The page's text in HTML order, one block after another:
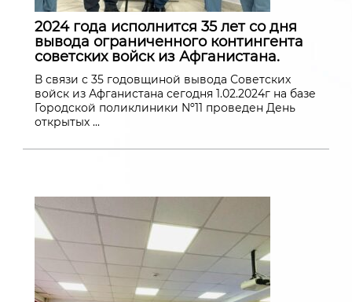
2024 года исполнится 35 лет со дня
вывода ограниченного контингента
советских войск из Афганистана.
В связи с 35 годовщиной вывода Советских
войск из Афганистана сегодня 1.02.2024г на базе
Городской поликлиники Nº11 проведен День
открытых ...